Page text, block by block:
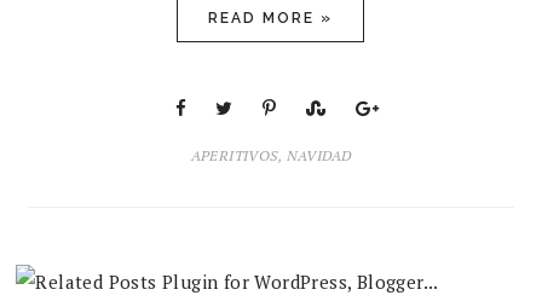
READ MORE »
APERITIVOS, NAVIDAD